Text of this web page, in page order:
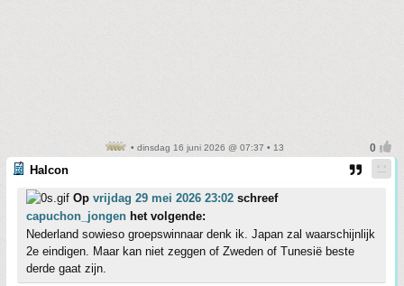
• dinsdag 16 juni 2026 @ 07:37 • 13
Halcon
Op vrijdag 29 mei 2026 23:02 schreef
capuchon_jongen het volgende:
Nederland sowieso groepswinnaar denk ik. Japan zal waarschijnlijk
2e eindigen. Maar kan niet zeggen of Zweden of Tunesië beste
derde gaat zijn.